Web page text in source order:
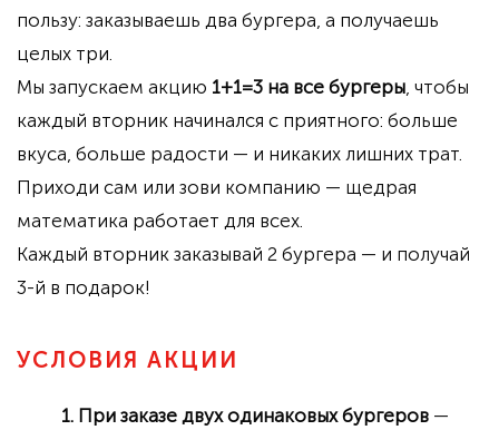
пользу: заказываешь два бургера, а получаешь
целых три.
Мы запускаем акцию 1+1=3 на все бургеры, чтобы
каждый вторник начинался с приятного: больше
вкуса, больше радости — и никаких лишних трат.
Приходи сам или зови компанию — щедрая
математика работает для всех.
Каждый вторник заказывай 2 бургера — и получай
3-й в подарок!
УСЛОВИЯ АКЦИИ
При заказе двух одинаковых бургеров —